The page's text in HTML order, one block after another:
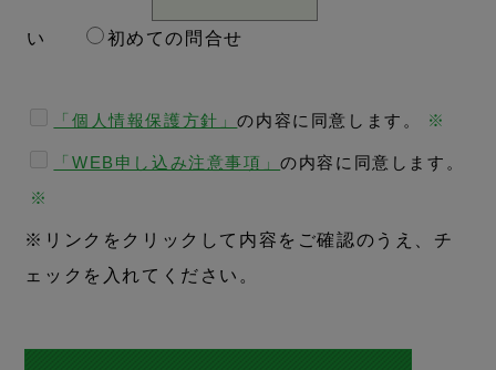
い 初めての問合せ
「個人情報保護方針」の内容に同意します。 ※
「WEB申し込み注意事項」の内容に同意します。
※
※リンクをクリックして内容をご確認のうえ、チ
ェックを入れてください。